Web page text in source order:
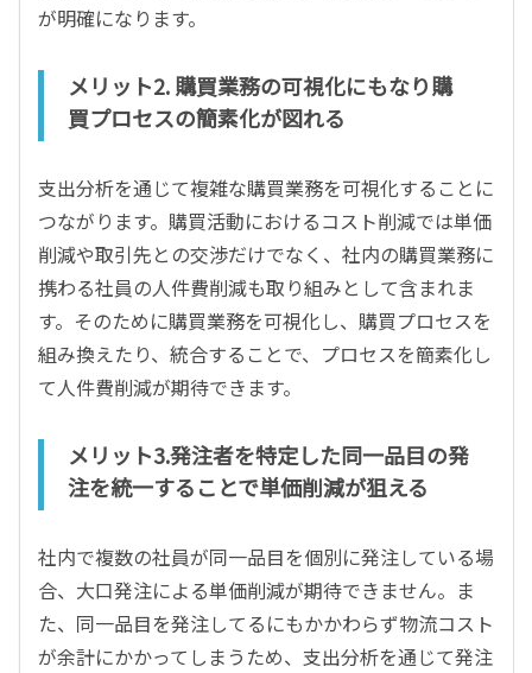
が明確になります。
メリット2. 購買業務の可視化にもなり購
買プロセスの簡素化が図れる
支出分析を通じて複雑な購買業務を可視化することに
つながります。購買活動におけるコスト削減では単価
削減や取引先との交渉だけでなく、社内の購買業務に
携わる社員の人件費削減も取り組みとして含まれま
す。そのために購買業務を可視化し、購買プロセスを
組み換えたり、統合することで、プロセスを簡素化し
て人件費削減が期待できます。
メリット3.発注者を特定した同一品目の発
注を統一することで単価削減が狙える
社内で複数の社員が同一品目を個別に発注している場
合、大口発注による単価削減が期待できません。ま
た、同一品目を発注してるにもかかわらず物流コスト
が余計にかかってしまうため、支出分析を通じて発注